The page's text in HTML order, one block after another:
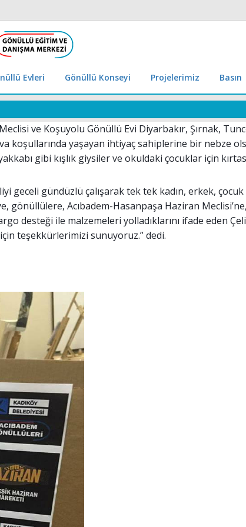
Evleri Gönüllü Konseyi Projelerimiz Basın
ve Koşuyolu Gönüllü Evi Diyarbakır, Şırnak,
koşullarında yaşayan ihtiyaç sahiplerine bir nebze
gibi kışlık giysiler ve okuldaki çocuklar için
geceli gündüzlü çalışarak tek tek kadın, erkek, çocuk
gönüllülere, Acıbadem-Hasanpaşa Haziran
desteği ile malzemeleri yolladıklarını ifade eden
teşekkürlerimizi sunuyoruz.” dedi.